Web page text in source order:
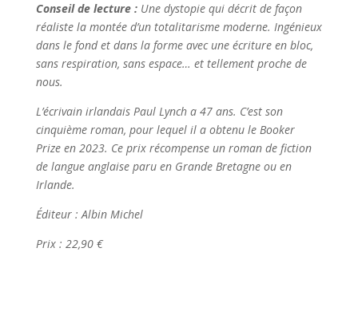
Conseil de lecture : Une dystopie qui décrit de façon
réaliste la montée d’un totalitarisme moderne. Ingénieux
dans le fond et dans la forme avec une écriture en bloc,
sans respiration, sans espace… et tellement proche de
nous.
L’écrivain irlandais Paul Lynch a 47 ans. C’est son
cinquième roman, pour lequel il a obtenu le Booker
Prize en 2023. Ce prix récompense un roman de fiction
de langue anglaise paru en Grande Bretagne ou en
Irlande.
Éditeur : Albin Michel
Prix : 22,90 €